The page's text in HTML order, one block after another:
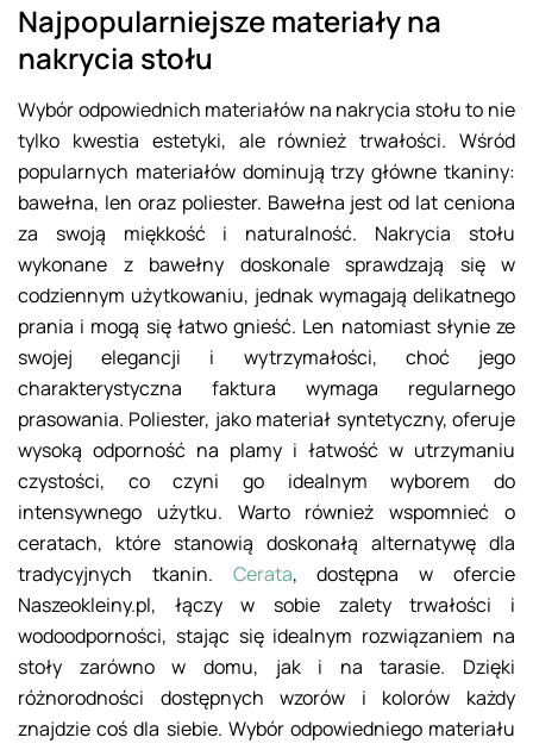
Najpopularniejsze materiały na
nakrycia stołu
Wybór odpowiednich materiałów na nakrycia stołu to nie
tylko kwestia estetyki, ale również trwałości. Wśród
popularnych materiałów dominują trzy główne tkaniny:
bawełna, len oraz poliester. Bawełna jest od lat ceniona
za swoją miękkość i naturalność. Nakrycia stołu
wykonane z bawełny doskonale sprawdzają się w
codziennym użytkowaniu, jednak wymagają delikatnego
prania i mogą się łatwo gnieść. Len natomiast słynie ze
swojej elegancji i wytrzymałości, choć jego
charakterystyczna faktura wymaga regularnego
prasowania. Poliester, jako materiał syntetyczny, oferuje
wysoką odporność na plamy i łatwość w utrzymaniu
czystości, co czyni go idealnym wyborem do
intensywnego użytku. Warto również wspomnieć o
ceratach, które stanowią doskonałą alternatywę dla
tradycyjnych tkanin. Cerata, dostępna w ofercie
Naszeokleiny.pl, łączy w sobie zalety trwałości i
wodoodporności, stając się idealnym rozwiązaniem na
stoły zarówno w domu, jak i na tarasie. Dzięki
różnorodności dostępnych wzorów i kolorów każdy
znajdzie coś dla siebie. Wybór odpowiedniego materiału